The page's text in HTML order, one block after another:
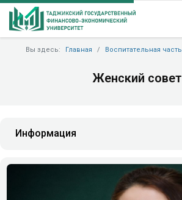
Вы здесь: Главная Воспитательная часть
Женский совет
Информация